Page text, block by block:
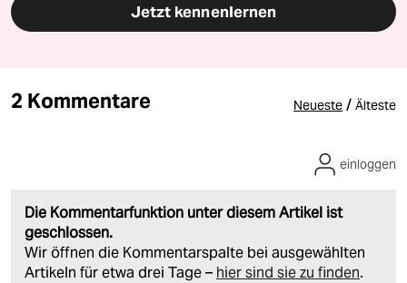
Jetzt kennenlernen
2 Kommentare Neueste / Älteste
Die Kommentarfunktion unter diesem Artikel ist
geschlossen.
Wir öffnen die Kommentarspalte bei ausgewählten
Artikeln für etwa drei Tage – hier sind sie zu finden.
einloggen